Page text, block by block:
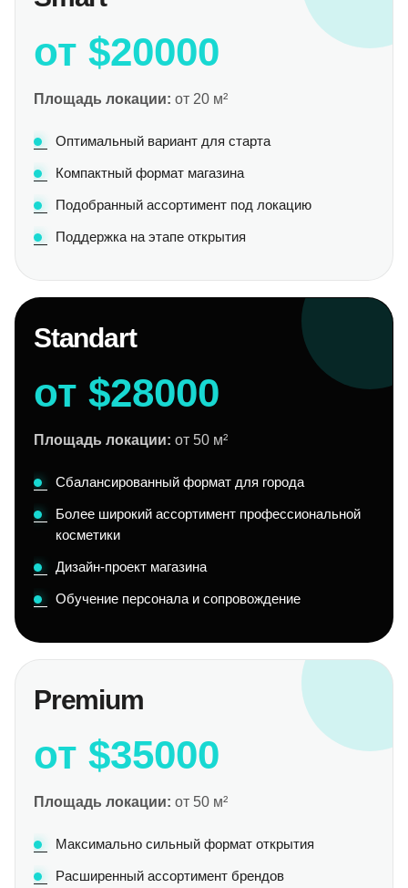
от $20000
Площадь локации: от 20 м²
Оптимальный вариант для старта
Компактный формат магазина
Подобранный ассортимент под локацию
Поддержка на этапе открытия
Standart
от $28000
Площадь локации: от 50 м²
Сбалансированный формат для города
Более широкий ассортимент профессиональной
косметики
Дизайн-проект магазина
Обучение персонала и сопровождение
Premium
от $35000
Площадь локации: от 50 м²
Максимально сильный формат открытия
Расширенный ассортимент брендов